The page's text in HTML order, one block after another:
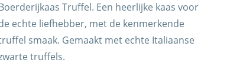
Truffel. Een heerlijke kaas voor
echte liefhebber, met de kenmerkende
smaak. Gemaakt met echte Italiaanse
truffels.